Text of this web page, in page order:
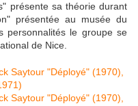
présente sa théorie durant
présentée au musée du
personnalités le groupe se
de Nice.